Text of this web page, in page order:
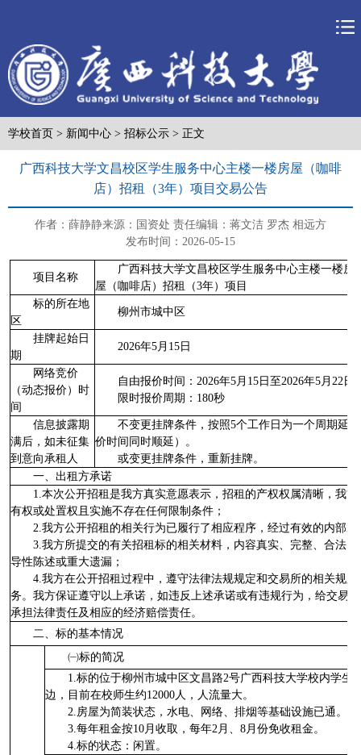
学校首页 > 新闻中心 > 招标公示 > 正文
广西科技大学文昌校区学生服务中心主楼一楼房屋（咖啡
店）招租（3年）项目交易公告
作者：薛静静来源：国资处 责任编辑：蒋文洁 罗杰 相远方
发布时间：2026-05-15
项目名称
广西科技大学文昌校区学生服务中心主楼一楼房
屋（咖啡店）招租（3年）项目
标的所在地
区
柳州市城中区
挂牌起始日
期
2026年5月15日
网络竞价
（动态报价）时
间
自由报价时间：2026年5月15日至2026年5月22日
限时报价周期：180秒
信息披露期
满后，如未征集
到意向承租人
不变更挂牌条件，按照5个工作日为一个周期延
价时间同时顺延）。
或变更挂牌条件，重新挂牌。
一、出租方承诺
1.本次公开招租是我方真实意愿表示，招租的产权权属清晰，我
有权或处置权且实施不存在任何限制条件；
2.我方公开招租的相关行为已履行了相应程序，经过有效的内部
3.我方所提交的有关招租标的相关材料，内容真实、完整、合法
导性陈述或重大遗漏；
4.我方在公开招租过程中，遵守法律法规规定和交易所的相关规
务。我方保证遵守以上承诺，如违反上述承诺或有违规行为，给交易
承担法律责任及相应的经济赔偿责任。
二、标的基本情况
㈠标的简况
1.标的位于柳州市城中区文昌路2号广西科技大学校内学生
边，目前在校师生约12000人，人流量大。
2.房屋为简装状态，水电、网络、排烟等基础设施已通。
3.每年租金按10月收取，每年2月、8月份免收租金。
4.标的状态：闲置。